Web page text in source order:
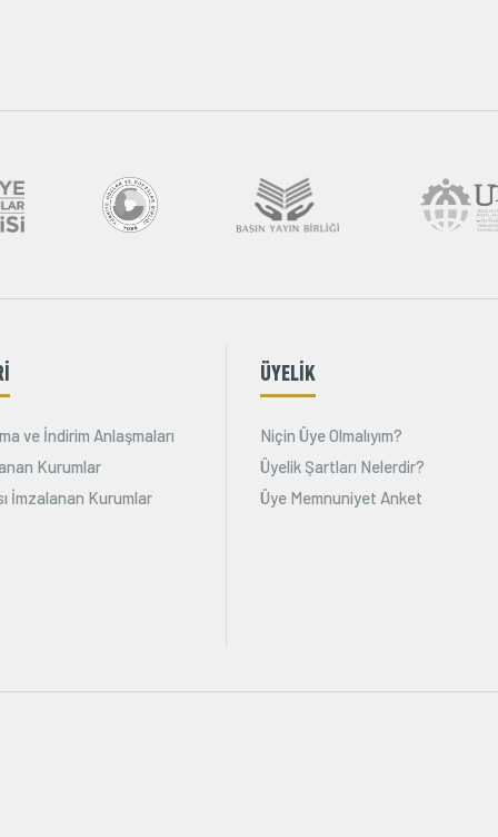
ve İndirim Anlaşmaları
Kurumlar
İmzalanan Kurumlar
ÜYELİK
Niçin Üye Olmalıyım?
Üyelik Şartları Nelerdir?
Üye Memnuniyet Anket